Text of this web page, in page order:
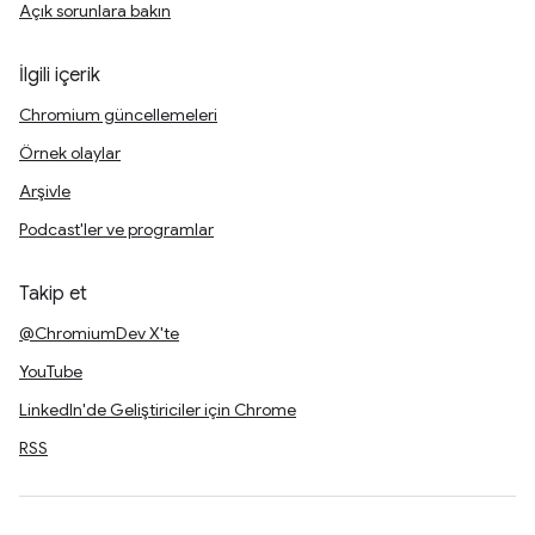
Açık sorunlara bakın
İlgili içerik
Chromium güncellemeleri
Örnek olaylar
Arşivle
Podcast'ler ve programlar
Takip et
@ChromiumDev X'te
YouTube
LinkedIn'de Geliştiriciler için Chrome
RSS